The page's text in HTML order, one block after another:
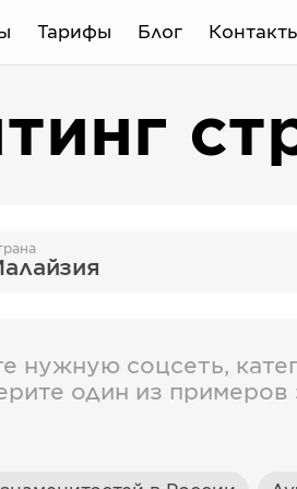
Тарифы Блог
нужную соцсеть,
один из примеров